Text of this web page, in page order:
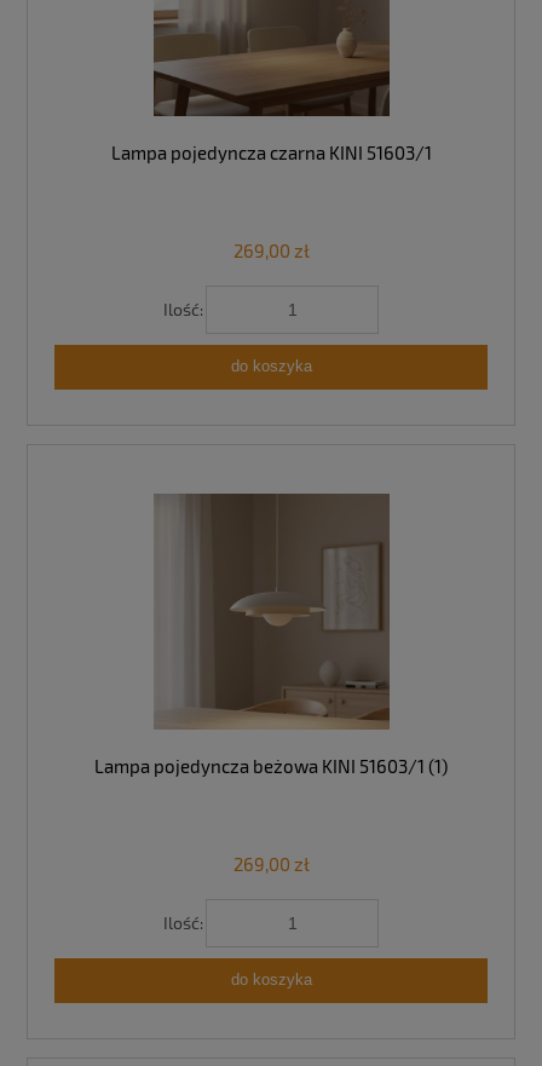
Lampa pojedyncza czarna KINI 51603/1
269,00 zł
Ilość:
do koszyka
Lampa pojedyncza beżowa KINI 51603/1 (1)
269,00 zł
Ilość:
do koszyka